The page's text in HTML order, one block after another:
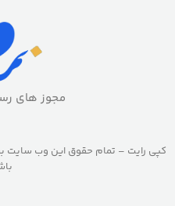
مجوز های
کپی رایت – تمام حقوق این وب سایت